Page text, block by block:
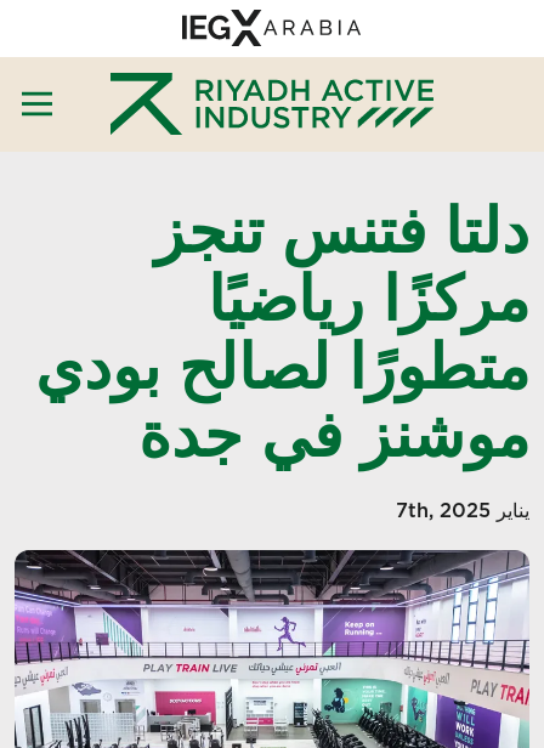
دلتا فتنس تنجز
مركزًا رياضيًا
متطورًا لصالح بودي
موشنز في جدة
يناير 7th, 2025